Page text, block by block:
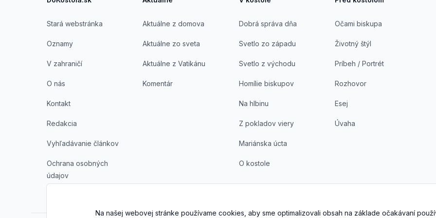
Stará webstránka
Oznamy
V zahraničí
O nás
Kontakt
Redakcia
Vyhľadávanie článkov
Ochrana osobných
údajov
Aktuálne z domova
Aktuálne zo sveta
Aktuálne z Vatikánu
Komentár
Dobrá správa dňa
Svetlo zo západu
Svetlo z východu
Homílie biskupov
Na hlbinu
Z pokladov viery
Mariánska úcta
O kostole
Očami biskupa
Životný štýl
Príbeh / Portrét
Rozhovor
Esej
Úvaha
Na našej webovej stránke používame cookies, aby sme optimalizovali obsah na základe očakávaní